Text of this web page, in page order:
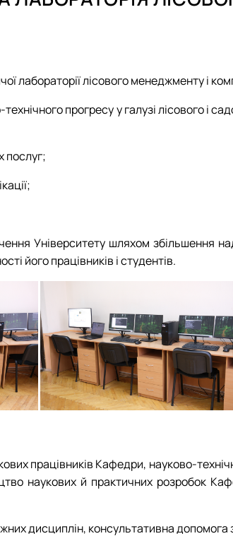
Навчальна лабораторія економіки та
лісового менеджменту і
прогресу у галузі лісового і
послуг;
Університету шляхом збільшення
його працівників і студентів.
працівників Кафедри, науково-
наукових й практичних розробок
дисциплін, консультативна допомога